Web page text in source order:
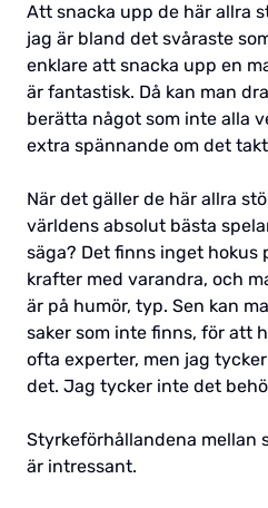
Att snacka upp de här allra
jag är bland det svåraste
enklare att snacka upp en
är fantastisk. Då kan man
berätta något som inte alla
extra spännande om det
När det gäller de här allra
världens absolut bästa
säga? Det finns inget hokus
krafter med varandra, och
är på humör, typ. Sen kan
saker som inte finns, för att
ofta experter, men jag
det. Jag tycker inte det
Styrkeförhållandena mellan
är intressant.